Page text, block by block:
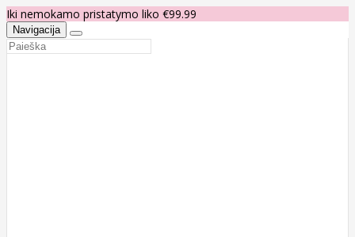
Iki nemokamo pristatymo liko €99.99
Navigacija